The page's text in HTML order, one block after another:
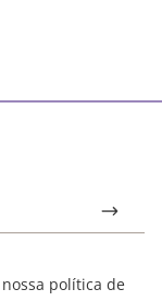
política de